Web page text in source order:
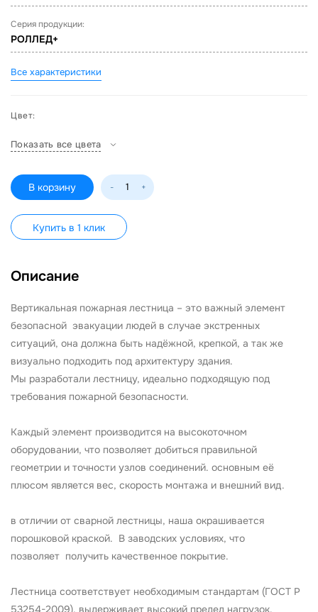
Серия продукции:
РОЛЛЕД+
Все характеристики
Цвет:
Показать все цвета
В корзину - +
Купить в 1 клик
Описание
Вертикальная пожарная лестница – это важный элемент
безопасной эвакуации людей в случае экстренных
ситуаций, она должна быть надёжной, крепкой, а так же
визуально подходить под архитектуру здания.
Мы разработали лестницу, идеально подходящую под
требования пожарной безопасности.
Каждый элемент производится на высокоточном
оборудовании, что позволяет добиться правильной
геометрии и точности узлов соединений. основным её
плюсом является вес, скорость монтажа и внешний вид.
в отличии от сварной лестницы, наша окрашивается
порошковой краской. В заводских условиях, что
позволяет получить качественное покрытие.
Лестница соответствует необходимым стандартам (ГОСТ Р
53254-2009), выдерживает высокий предел нагрузок.